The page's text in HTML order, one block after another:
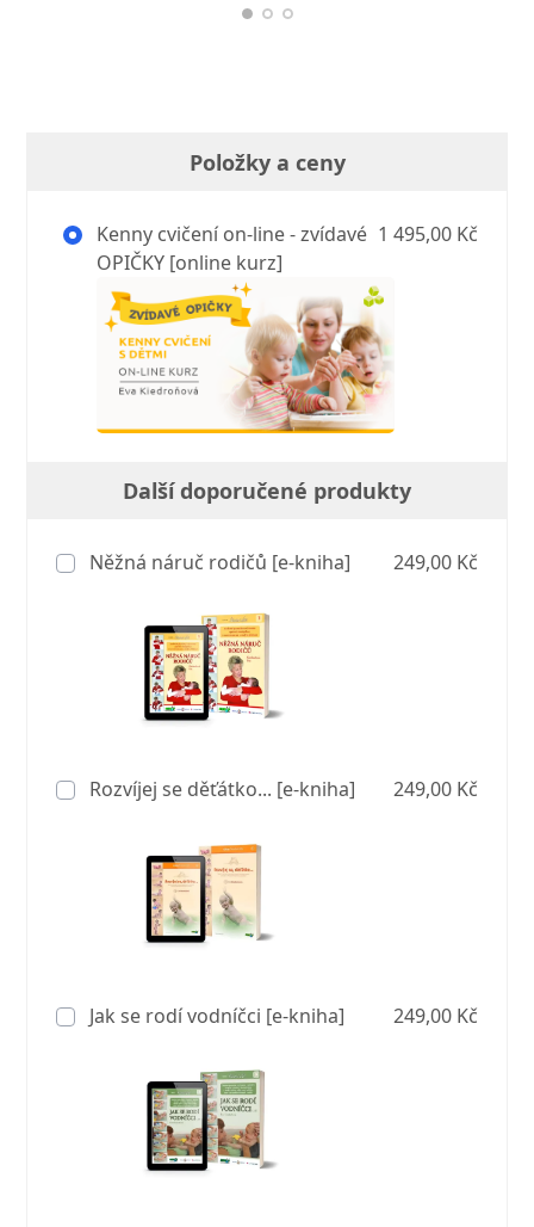
Položky a ceny
Kenny cvičení on-line - zvídavé
OPIČKY [online kurz]
1 495,00 Kč
Další doporučené produkty
Něžná náruč rodičů [e-kniha] 249,00 Kč
Rozvíjej se děťátko... [e-kniha] 249,00 Kč
Jak se rodí vodníčci [e-kniha] 249,00 Kč